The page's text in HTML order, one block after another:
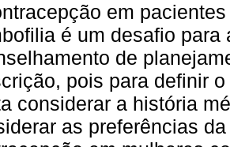
em
é um desafio
de
pois para definir
considerar a história
as preferências